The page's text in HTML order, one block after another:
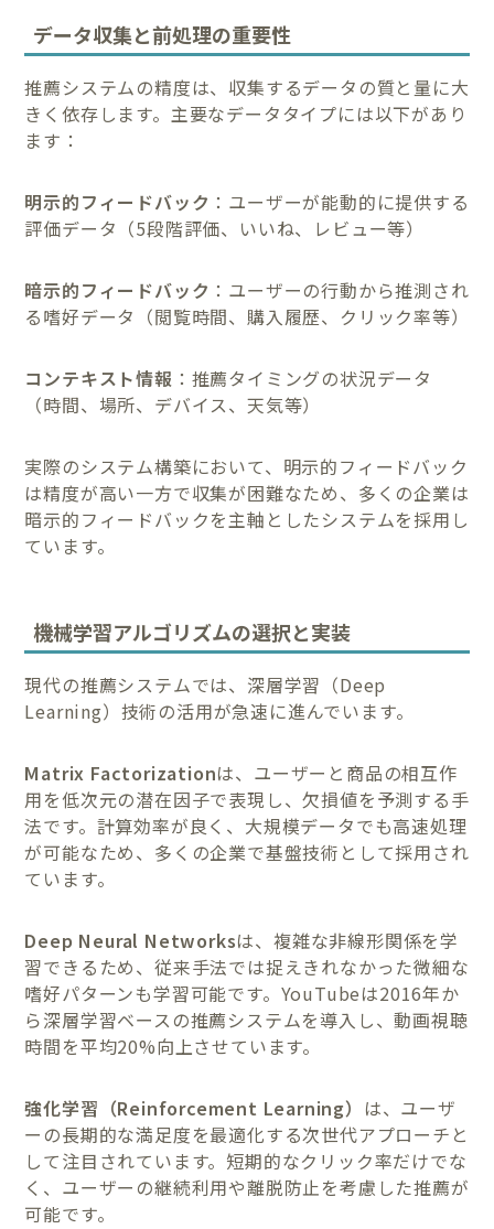
データ収集と前処理の重要性
推薦システムの精度は、収集するデータの質と量に大
きく依存します。主要なデータタイプには以下があり
ます：
明示的フィードバック ：ユーザーが能動的に提供する
評価データ（5段階評価、いいね、レビュー等）
暗示的フィードバック ：ユーザーの行動から推測され
る嗜好データ（閲覧時間、購入履歴、クリック率等）
コンテキスト情報 ：推薦タイミングの状況データ
（時間、場所、デバイス、天気等）
実際のシステム構築において、明示的フィードバック
は精度が高い一方で収集が困難なため、多くの企業は
暗示的フィードバックを主軸としたシステムを採用し
ています。
機械学習アルゴリズムの選択と実装
現代の推薦システムでは、深層学習（Deep
Learning）技術の活用が急速に進んでいます。
Matrix Factorizationは、ユーザーと商品の相互作
用を低次元の潜在因子で表現し、欠損値を予測する手
法です。計算効率が良く、大規模データでも高速処理
が可能なため、多くの企業で基盤技術として採用され
ています。
Deep Neural Networksは、複雑な非線形関係を学
習できるため、従来手法では捉えきれなかった微細な
嗜好パターンも学習可能です。YouTubeは2016年か
ら深層学習ベースの推薦システムを導入し、動画視聴
時間を平均20%向上させています。
強化学習（Reinforcement Learning） は、ユーザ
ーの長期的な満足度を最適化する次世代アプローチと
して注目されています。短期的なクリック率だけでな
く、ユーザーの継続利用や離脱防止を考慮した推薦が
可能です。